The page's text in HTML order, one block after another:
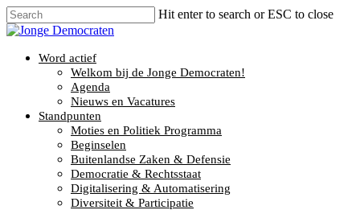
Hit enter to search or ESC to close
Word actief
Welkom bij de Jonge Democraten!
Agenda
Nieuws en Vacatures
Standpunten
Moties en Politiek Programma
Beginselen
Buitenlandse Zaken & Defensie
Democratie & Rechtsstaat
Digitalisering & Automatisering
Diversiteit & Participatie